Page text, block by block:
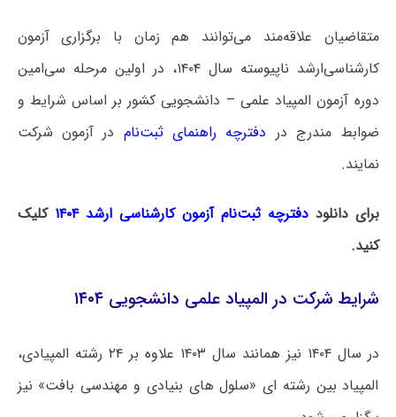
متقاضیان علاقه‌مند می‌توانند هم زمان با برگزاری آزمون
کارشناسی‌ارشد ناپیوسته سال ۱۴۰۴، در اولین مرحله سی‌امین
دوره آزمون المپیاد علمی – دانشجویی کشور بر اساس شرایط و
ضوابط مندرج در دفترچه راهنمای ثبت‌نام در آزمون شرکت
نمایند.
برای دانلوددفترچه ثبت‌نام آزمون کارشناسی ارشد ۱۴۰۴
کلیک
کنید.
شرایط شرکت در المپیاد علمی دانشجویی ۱۴۰۴
در سال ۱۴۰۴ نیز همانند سال ۱۴۰۳ علاوه بر ۲۴ رشته المپیادی،
المپیاد بین رشته ای «سلول های بنیادی و مهندسی بافت» نیز